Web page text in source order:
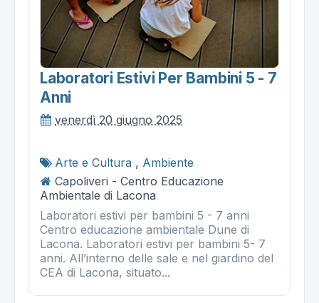
Laboratori Estivi Per Bambini 5 - 7
Anni
venerdì 20 giugno 2025
Arte e Cultura , Ambiente
Capoliveri - Centro Educazione
Ambientale di Lacona
Laboratori estivi per bambini 5 - 7 anni
Centro educazione ambientale Dune di
Lacona. Laboratori estivi per bambini 5- 7
anni. All’interno delle sale e nel giardino del
CEA di Lacona, situato...